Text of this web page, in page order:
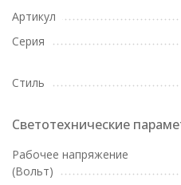
Артикул
Серия
Стиль
Светотехнические
Рабочее напряжение
(Вольт)